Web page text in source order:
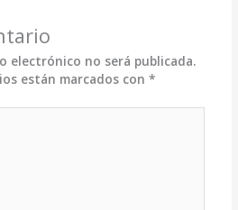
electrónico no será publicada.
están marcados con *